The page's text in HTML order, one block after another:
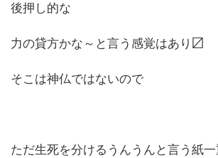
後押し的な
力の貸方かな～と言う感覚はあり〼
そこは神仏ではないので
ただ生死を分けるうんうんと言う紙